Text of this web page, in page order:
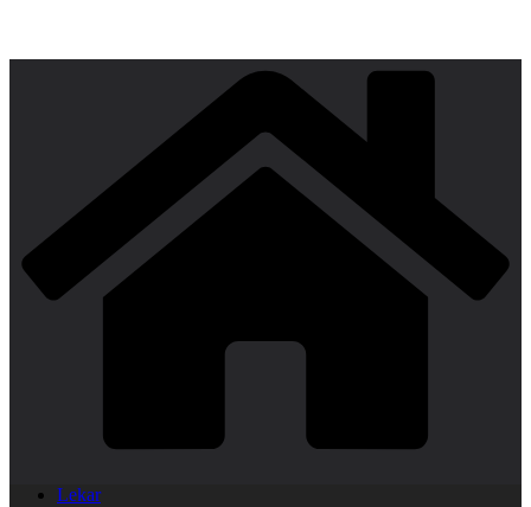
Lekar